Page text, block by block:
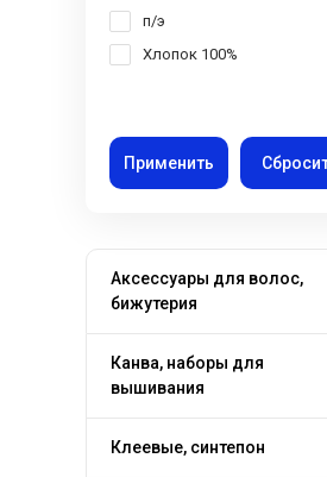
п/э
Хлопок 100%
Аксессуары для волос,
бижутерия
Канва, наборы для
вышивания
Клеевые, синтепон